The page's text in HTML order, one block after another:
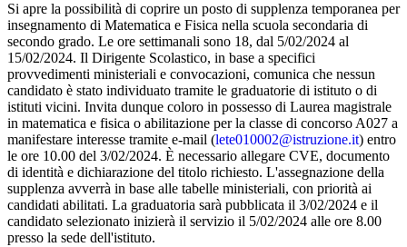
Si apre la possibilità di coprire un posto di supplenza temporanea per
insegnamento di Matematica e Fisica nella scuola secondaria di
secondo grado. Le ore settimanali sono 18, dal 5/02/2024 al
15/02/2024. Il Dirigente Scolastico, in base a specifici
provvedimenti ministeriali e convocazioni, comunica che nessun
candidato è stato individuato tramite le graduatorie di istituto o di
istituti vicini. Invita dunque coloro in possesso di Laurea magistrale
in matematica e fisica o abilitazione per la classe di concorso A027 a
manifestare interesse tramite e-mail (lete010002@istruzione.it) entro
le ore 10.00 del 3/02/2024. È necessario allegare CVE, documento
di identità e dichiarazione del titolo richiesto. L'assegnazione della
supplenza avverrà in base alle tabelle ministeriali, con priorità ai
candidati abilitati. La graduatoria sarà pubblicata il 3/02/2024 e il
candidato selezionato inizierà il servizio il 5/02/2024 alle ore 8.00
presso la sede dell'istituto.